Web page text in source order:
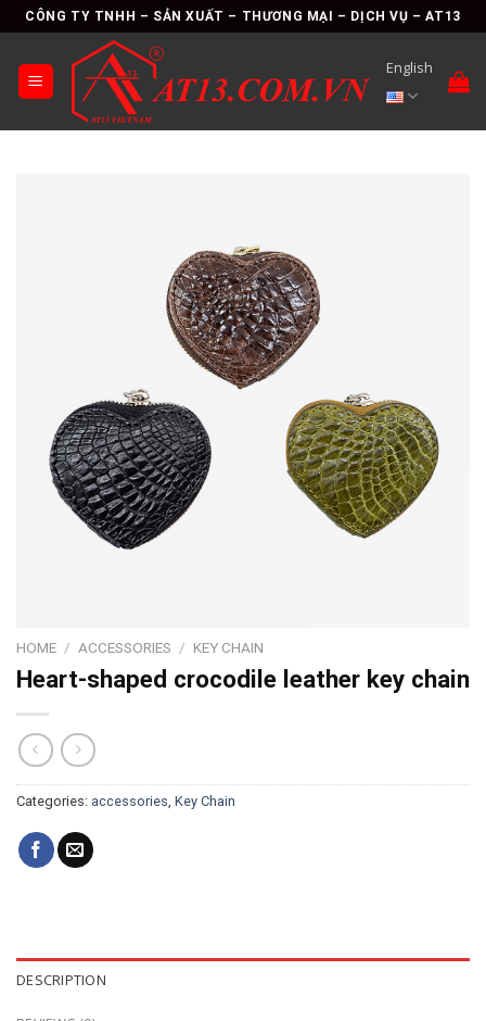
Skip
to
content
CÔNG TY TNHH – SẢN XUẤT – THƯƠNG MẠI – DỊCH VỤ – AT13
English
HOME / ACCESSORIES / KEY CHAIN
Heart-shaped crocodile leather key chain
Categories: accessories, Key Chain
DESCRIPTION